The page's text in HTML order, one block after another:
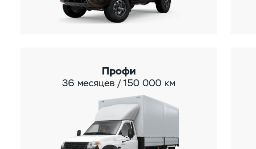
Профи
36 месяцев / 150 000 км